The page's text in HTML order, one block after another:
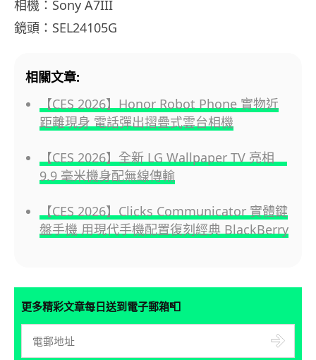
相機：Sony A7III
鏡頭：SEL24105G
相關文章:
【CES 2026】Honor Robot Phone 實物近
距離現身 電話彈出摺疊式雲台相機
【CES 2026】全新 LG Wallpaper TV 亮相
9.9 毫米機身配無線傳輸
【CES 2026】Clicks Communicator 實體鍵
盤手機 用現代手機配置復刻經典 BlackBerry
更多精彩文章每日送到電子郵箱📮